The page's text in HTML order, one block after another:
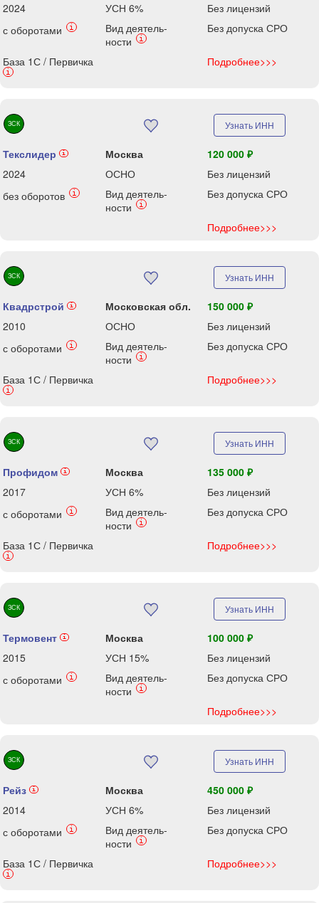
2024
УСН 6%
Без лицензий
с оборотами
i
Вид деятель-
ности
i
Без допуска СРО
База 1С / Первичка
i
Подробнее>>>
ЗСК Узнать ИНН
Текслидер i Москва
120 000 ₽
2024
ОСНО
Без лицензий
без оборотов
i
Вид деятель-
ности
i
Без допуска СРО
Подробнее>>>
ЗСК Узнать ИНН
Квадрстрой i Московская обл.
150 000 ₽
2010
ОСНО
Без лицензий
с оборотами
i
Вид деятель-
ности
i
Без допуска СРО
База 1С / Первичка
i
Подробнее>>>
ЗСК Узнать ИНН
Профидом i Москва
135 000 ₽
2017
УСН 6%
Без лицензий
с оборотами
i
Вид деятель-
ности
i
Без допуска СРО
База 1С / Первичка
i
Подробнее>>>
ЗСК Узнать ИНН
Термовент i Москва
100 000 ₽
2015
УСН 15%
Без лицензий
с оборотами
i
Вид деятель-
ности
i
Без допуска СРО
Подробнее>>>
ЗСК Узнать ИНН
Рейз i Москва
450 000 ₽
2014
УСН 6%
Без лицензий
с оборотами
i
Вид деятель-
ности
i
Без допуска СРО
База 1С / Первичка
i
Подробнее>>>